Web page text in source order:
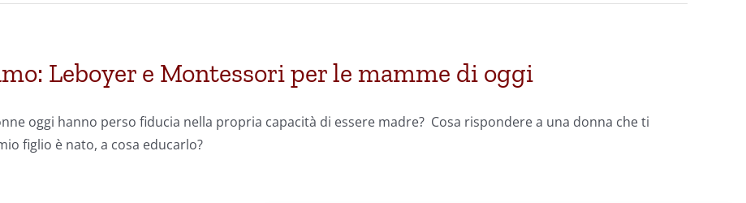
Leboyer e Montessori per le mamme di oggi
oggi hanno perso fiducia nella propria capacità di essere madre? Cosa rispondere a una donna che ti
figlio è nato, a cosa educarlo?